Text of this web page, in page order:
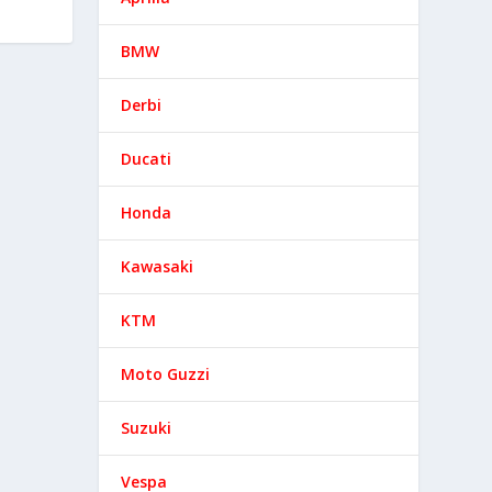
BMW
Derbi
Ducati
Honda
Kawasaki
KTM
Moto Guzzi
Suzuki
Vespa